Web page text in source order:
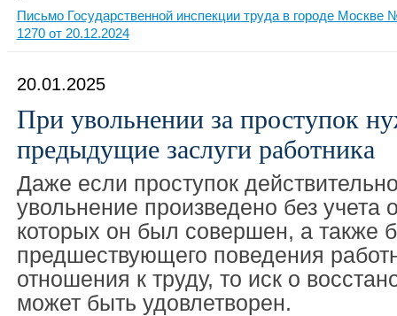
Письмо Государственной инспекции труда в городе
1270 от 20.12.2024
20.01.2025
При увольнении за проступок
предыдущие заслуги работника
Даже если проступок
увольнение произведено без учета
которых он был совершен, а также
предшествующего поведения
отношения к труду, то иск о
может быть удовлетворен.